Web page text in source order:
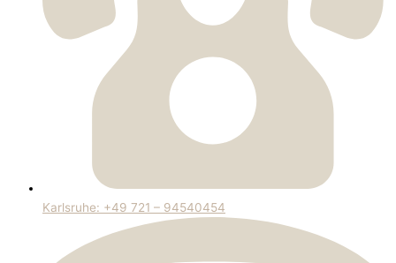
Karlsruhe: +49 721 – 94540454